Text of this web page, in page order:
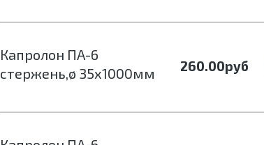
Капролон ПА-6
стержень,ø 35х1000мм
260.00руб